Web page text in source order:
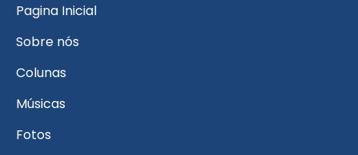
Pagina Inicial
Sobre nós
Colunas
Músicas
Fotos